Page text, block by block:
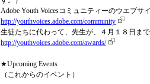
Adobe Youth Voicesコミュニティーのウエブサ
http://youthvoices.adobe.com/community
生徒たちに代わって、先生が、４月１８日ま
http://youthvoices.adobe.com/awards/
★Upcoming Events
（これからのイベント）